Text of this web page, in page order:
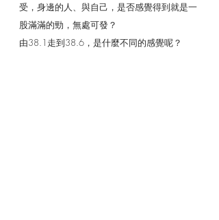
受，身邊的人、與自己，是否感覺得到就是一
股滿滿的勁，無處可發？
由38.1走到38.6，是什麼不同的感覺呢？